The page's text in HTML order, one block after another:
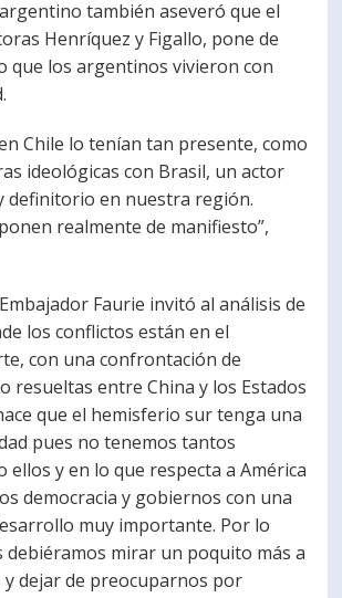
también aseveró que el
Henríquez y Figallo, pone de
que los argentinos vivieron con
Chile lo tenían tan presente, como
ideológicas con Brasil, un actor
definitorio en nuestra región.
realmente de manifiesto”,
Faurie invitó al análisis de
los conflictos están en el
con una confrontación de
resueltas entre China y los Estados
que el hemisferio sur tenga una
pues no tenemos tantos
ellos y en lo que respecta a América
democracia y gobiernos con una
muy importante. Por lo
debiéramos mirar un poquito más a
y dejar de preocuparnos por